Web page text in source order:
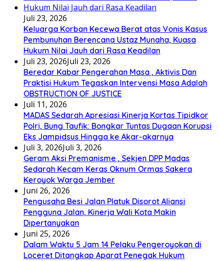
Juli 23, 2026
Keluarga Korban Kecewa Berat atas Vonis Kasus
Pembunuhan Berencana Ustaz Munaha, Kuasa
Hukum Nilai Jauh dari Rasa Keadilan
Juli 23, 2026Juli 23, 2026
Beredar Kabar Pengerahan Masa , Aktivis Dan
Praktisi Hukum Tegaskan Intervensi Masa Adalah
OBSTRUCTION OF JUSTICE
Juli 11, 2026
MADAS Sedarah Apresiasi Kinerja Kortas Tipidkor
Polri, Bung Taufik: Bongkar Tuntas Dugaan Korupsi
Eks Jampidsus Hingga ke Akar-akarnya
Juli 3, 2026Juli 3, 2026
Geram Aksi Premanisme , Sekjen DPP Madas
Sedarah Kecam Keras Oknum Ormas Sakera
Keroyok Warga Jember
Juni 26, 2026
Pengusaha Besi Jalan Platuk Disorot Aliansi
Pengguna Jalan, Kinerja Wali Kota Makin
Dipertanyakan
Juni 25, 2026
Dalam Waktu 5 Jam 14 Pelaku Pengeroyokan di
Loceret Ditangkap Aparat Penegak Hukum